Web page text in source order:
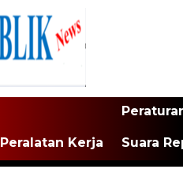
Peralatan Kerja Suara